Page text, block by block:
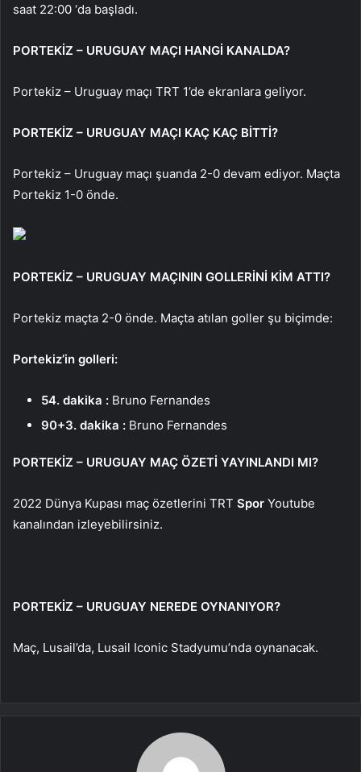
saat 22:00 ‘da başladı.
PORTEKİZ – URUGUAY MAÇI HANGİ KANALDA?
Portekiz – Uruguay maçı TRT 1’de ekranlara geliyor.
PORTEKİZ – URUGUAY MAÇI KAÇ KAÇ BİTTİ?
Portekiz – Uruguay maçı şuanda 2-0 devam ediyor. Maçta
Portekiz 1-0 önde.
PORTEKİZ – URUGUAY MAÇININ GOLLERİNİ KİM ATTI?
Portekiz maçta 2-0 önde. Maçta atılan goller şu biçimde:
Portekiz’in golleri:
54. dakika : Bruno Fernandes
90+3. dakika : Bruno Fernandes
PORTEKİZ – URUGUAY MAÇ ÖZETİ YAYINLANDI MI?
2022 Dünya Kupası maç özetlerini TRT Spor Youtube
kanalından izleyebilirsiniz.
PORTEKİZ – URUGUAY NEREDE OYNANIYOR?
Maç, Lusail’da, Lusail Iconic Stadyumu’nda oynanacak.